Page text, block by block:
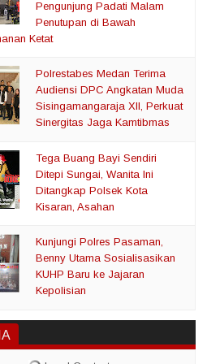
Pengunjung Padati Malam
Penutupan di Bawah
Ketat
Polrestabes Medan Terima
Audiensi DPC Angkatan Muda
Sisingamangaraja XII, Perkuat
Sinergitas Jaga Kamtibmas
Tega Buang Bayi Sendiri
Ditepi Sungai, Wanita Ini
Ditangkap Polsek Kota
Kisaran, Asahan
Kunjungi Polres Pasaman,
Benny Utama Sosialisasikan
KUHP Baru ke Jajaran
Kepolisian